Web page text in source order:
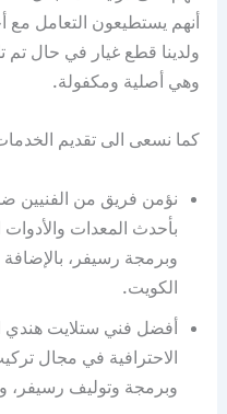
أنهم يستطيعون التعامل مع
ولدينا قطع غيار في حال
وهي أصلية ومكفولة.
كما نسعى الى تقديم الخدمات
نؤمن فريق من الفنيين
بأحدث المعدات
وبرمجة رسيفر،
الكويت.
أفضل فني ستلايت هندي
الاحترافية في مجال
وبرمجة وتوليف رسيفر،